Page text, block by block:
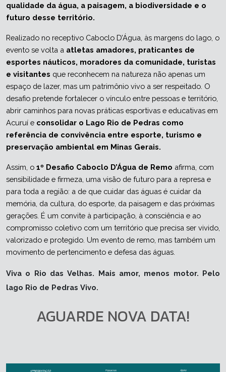
qualidade da água, a paisagem, a biodiversidade e o
futuro desse território.
Realizado no receptivo Caboclo D’Água, às margens do lago, o
evento se volta a atletas amadores, praticantes de
esportes náuticos, moradores da comunidade, turistas
e visitantes que reconhecem na natureza não apenas um
espaço de lazer, mas um patrimônio vivo a ser respeitado. O
desafio pretende fortalecer o vínculo entre pessoas e território,
abrir caminhos para novas práticas esportivas e educativas em
Acuruí e consolidar o Lago Rio de Pedras como
referência de convivência entre esporte, turismo e
preservação ambiental em Minas Gerais.
Assim, o 1º Desafio Caboclo D’Água de Remo afirma, com
sensibilidade e firmeza, uma visão de futuro para a represa e
para toda a região: a de que cuidar das águas é cuidar da
memória, da cultura, do esporte, da paisagem e das próximas
gerações. É um convite à participação, à consciência e ao
compromisso coletivo com um território que precisa ser vivido,
valorizado e protegido. Um evento de remo, mas também um
movimento de pertencimento e defesa das águas.
Viva o Rio das Velhas. Mais amor, menos motor. Pelo
lago Rio de Pedras Vivo.
AGUARDE NOVA DATA!